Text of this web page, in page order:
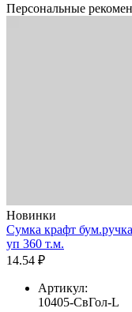
Персональные
Новинки
Сумка крафт
уп 360 т.м.
14.54 ₽
Артикул:
10405-СвГол-L